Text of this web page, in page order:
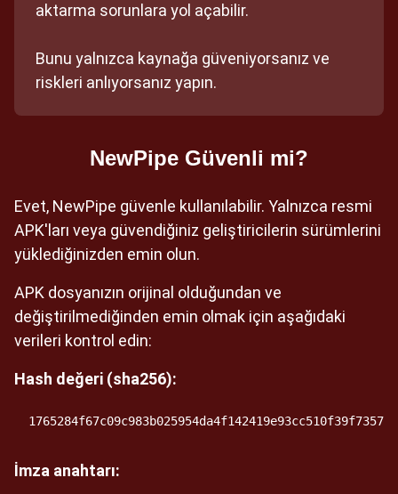
aktarma sorunlara yol açabilir.
Bunu yalnızca kaynağa güveniyorsanız ve
riskleri anlıyorsanız yapın.
NewPipe Güvenli mi?
Evet, NewPipe güvenle kullanılabilir. Yalnızca resmi
APK'ları veya güvendiğiniz geliştiricilerin sürümlerini
yüklediğinizden emin olun.
APK dosyanızın orijinal olduğundan ve
değiştirilmediğinden emin olmak için aşağıdaki
verileri kontrol edin:
Hash değeri (sha256):
İmza anahtarı: